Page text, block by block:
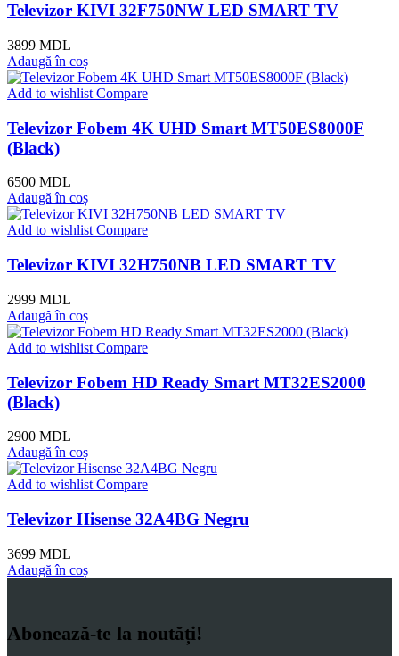
Televizor KIVI 32F750NW LED SMART TV
3899 MDL
Adaugă în coș
Add to wishlist Compare
Televizor Fobem 4K UHD Smart MT50ES8000F
(Black)
6500 MDL
Adaugă în coș
Add to wishlistCompare
Televizor KIVI 32H750NB LED SMART TV
2999 MDL
Adaugă în coș
Add to wishlist Compare
Televizor Fobem HD Ready Smart MT32ES2000
(Black)
2900 MDL
Adaugă în coș
Add to wishlist Compare
Televizor Hisense 32A4BG Negru
3699 MDL
Adaugă în coș
Abonează-te la noutăți!